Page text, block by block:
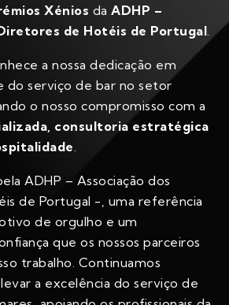
Xénios da ADHP –
de Hotéis de Portugal
a nossa dedicação em
do serviço de bar no setor
o nosso compromisso com a
consultoria estratégica
ADHP – Associação dos
de Portugal -, uma referência
de orgulho e um
que os nossos parceiros
trabalho. Continuamos
a excelência do serviço de